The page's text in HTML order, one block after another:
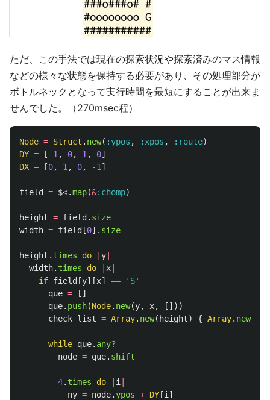
ただ、この手法では現在の探索状況や探索済みのマス情報
などの様々な状態を保持する必要があり、その処理部分が
ボトルネックとなって実行時間を最短にすることが出来ま
せんでした。（270msec程）
Node = Struct . new( :ypos , :xpos , :route)
DY = [ -1 , 0, 1 , 0]
DX = [0, 1 , 0, -1 ]
field = $<.map(&:chomp)
height = field . size
width = field [0]. size
height . times do y
width. times do x
if field [y][x] ==
'S'
que =
[]
que. push(Node. new(y, x,
[]))
check_list = Array. new( height) { Array. new
while que. any?
node = que. shift
4. times do i
ny = node. ypos + DY [i ]